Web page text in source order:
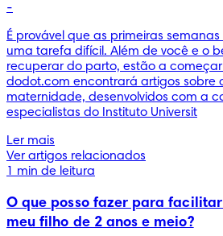
-
É provável que as primeiras
uma tarefa difícil. Além de você e o
recuperar do parto, estão a
dodot.com encontrará artigos sobre
maternidade, desenvolvidos com a
especialistas do Instituto Universit
Ler mais
Ver artigos relacionados
1 min de leitura
O que posso fazer para
meu filho de 2 anos e meio?